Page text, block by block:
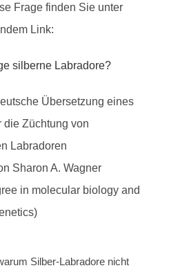
Frage finden Sie unter
Link:
silberne Labradore?
Übersetzung eines
die Züchtung von
Labradoren
Sharon A. Wagner
in molecular biology and
Silber-Labradore nicht